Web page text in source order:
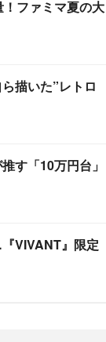
ファミマ夏の大
描いた”レトロ
す「10万円台」
VIVANT』限定